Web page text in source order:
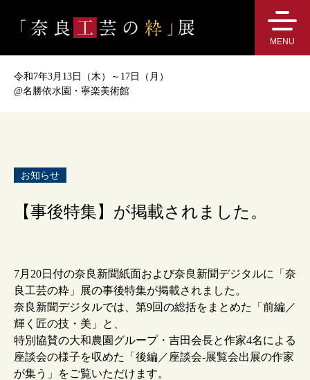
MENU
令和7年3月13日（木）～17日（月）
@名勝依水園・寧楽美術館
お知らせ
【事後特集】が掲載されました。
7月20日付の奈良新聞紙面および奈良新聞デジタルに「奈
良工芸の粋」展の事後特集が掲載されました。
奈良新聞デジタルでは、第9回の総括をまとめた「前編／
輝く匠の技・美」と、
特別協賛の大和農園グループ・吉田会長と作家4名による
座談会の様子を収めた「後編／座談会-展覧会出展の作家
が集う」をご覧いただけます。